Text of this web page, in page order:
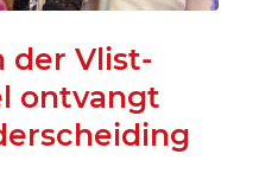
der Vlist-
ontvangt